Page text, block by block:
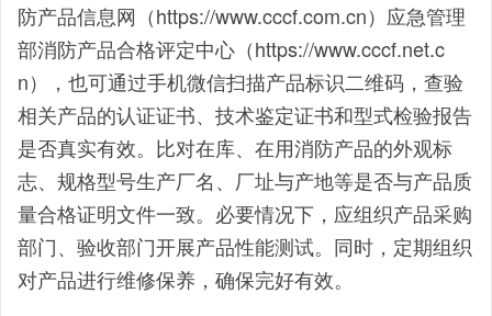
防产品信息网（https://www.cccf.com.cn）应急管理
部消防产品合格评定中心（https://www.cccf.net.c
n），也可通过手机微信扫描产品标识二维码，查验
相关产品的认证证书、技术鉴定证书和型式检验报告
是否真实有效。比对在库、在用消防产品的外观标
志、规格型号生产厂名、厂址与产地等是否与产品质
量合格证明文件一致。必要情况下，应组织产品采购
部门、验收部门开展产品性能测试。同时，定期组织
对产品进行维修保养，确保完好有效。